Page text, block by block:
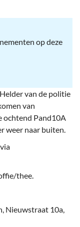
op deze
van de politie
van
ochtend Pand10A
weer naar buiten.
thee.
Nieuwstraat 10a,